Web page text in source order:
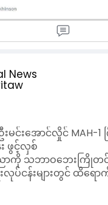
တွေကို ပစ်မှတ်ထားပြီး
၄ ရက်နေ့ရောက်တော့မှ
တ်မှုတွေကို ရပ်တန့်ခဲ့ကြ
News
မင်းအောင်လှိုင် MAH-1
ဖွင့်လှစ်
ကို သဘာဝဘေးကြိုတင်
ပ်ငန်းများတွင် ထိရော